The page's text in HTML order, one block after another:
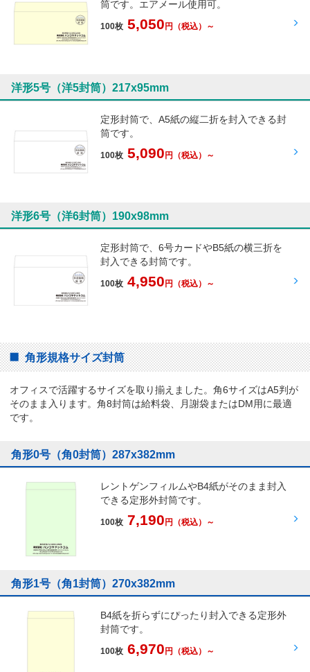
筒です。エアメール使用可。
100枚 5,050 円 （税込）～
洋形5号（洋5封筒）217x95mm
定形封筒で、A5紙の縦二折を封入できる封
筒です。
100枚 5,090円 （税込）～
洋形6号（洋6封筒）190x98mm
定形封筒で、6号カードやB5紙の横三折を
封入できる封筒です。
100枚 4,950 円 （税込）～
角形規格サイズ封筒
オフィスで活躍するサイズを取り揃えました。角6サイズはA5判が
そのまま入ります。角8封筒は給料袋、月謝袋またはDM用に最適
です。
角形0号（角0封筒）287x382mm
レントゲンフィルムやB4紙がそのまま封入
できる定形外封筒です。
100枚 7,190 円 （税込）～
角形1号（角1封筒）270x382mm
B4紙を折らずにぴったり封入できる定形外
封筒です。
100枚 6,970円 （税込）～